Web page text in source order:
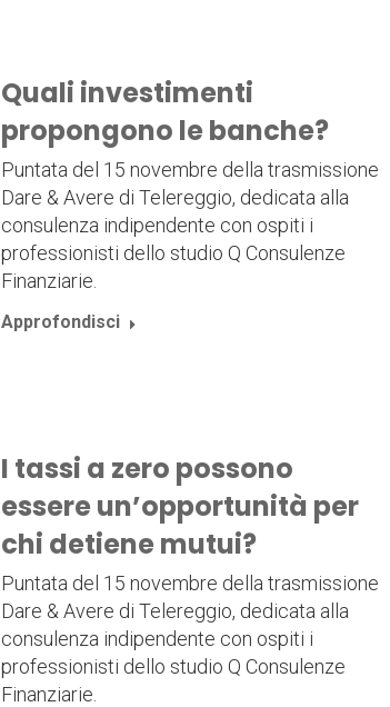
Quali investimenti
propongono le banche?
Puntata del 15 novembre della trasmissione
Dare & Avere di Telereggio, dedicata alla
consulenza indipendente con ospiti i
professionisti dello studio Q Consulenze
Finanziarie.
Approfondisci
I tassi a zero possono
essere un’opportunità per
chi detiene mutui?
Puntata del 15 novembre della trasmissione
Dare & Avere di Telereggio, dedicata alla
consulenza indipendente con ospiti i
professionisti dello studio Q Consulenze
Finanziarie.